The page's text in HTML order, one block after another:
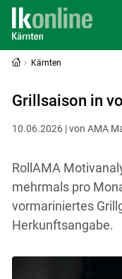
Kärnten
Grillsaison in
10.06.2026 | von AMA
RollAMA
mehrmals pro
vormariniertes
Herkunftsangabe.